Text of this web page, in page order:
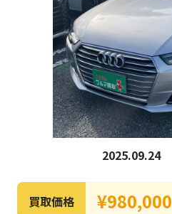
2025.09.24
買取価格 ¥980,000